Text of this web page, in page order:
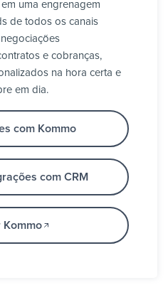
uma engrenagem
de todos os canais
e cobranças,
na hora certa e
em dia.
com Kommo
com CRM